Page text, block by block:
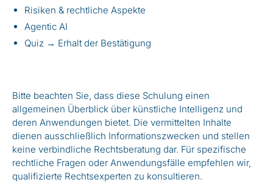
Risiken & rechtliche Aspekte
Agentic AI
Quiz → Erhalt der Bestätigung
Bitte beachten Sie, dass diese Schulung einen
allgemeinen Überblick über künstliche Intelligenz und
deren Anwendungen bietet. Die vermittelten Inhalte
dienen ausschließlich Informationszwecken und stellen
keine verbindliche Rechtsberatung dar. Für spezifische
rechtliche Fragen oder Anwendungsfälle empfehlen wir,
qualifizierte Rechtsexperten zu konsultieren.